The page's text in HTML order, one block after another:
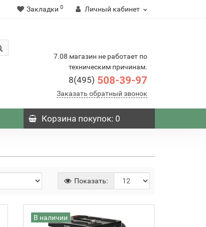
Закладки 0 Личный кабинет
7.08 магазин не работает по
техническим причинам.
8(495) 508-39-97
Заказать обратный звонок
Корзинапокупок: 0
Показать:
В наличии